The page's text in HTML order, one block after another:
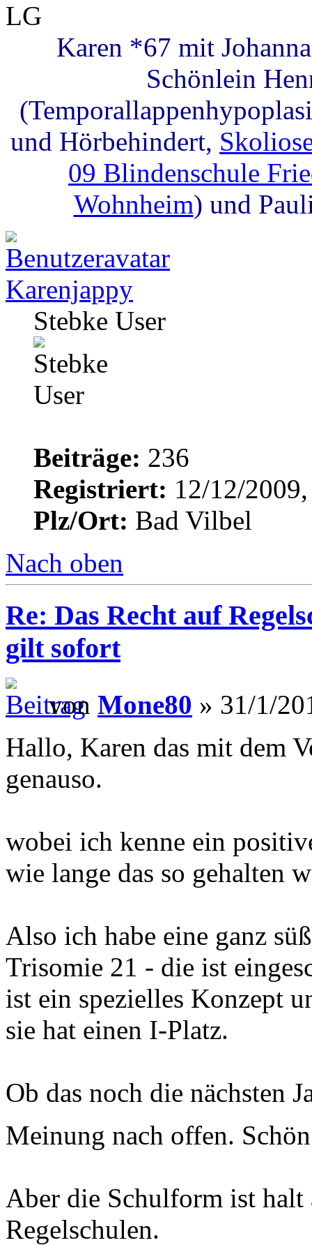
LG
Karen *67 mit
Schönlein
und Hörbehindert,
09 Blindenschule
Wohnheim) und
Karenjappy
Stebke User
Beiträge: 236
Registriert: 12/12/
Plz/Ort: Bad Vilbel
Nach oben
Re: Das Recht auf
gilt sofort
von Mone80 » 31/1/
Hallo, Karen das mit dem
genauso.
wobei ich kenne ein
wie lange das so gehalten
Also ich habe eine ganz
Trisomie 21 - die ist
ist ein spezielles Konzept
sie hat einen I-Platz.
Ob das noch die nächsten
Meinung nach offen.
Aber die Schulform ist halt
Regelschulen.